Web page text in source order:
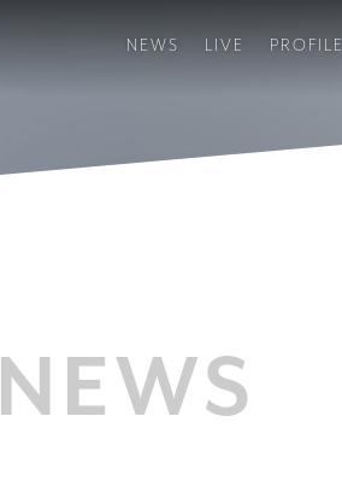
NEWS LIVE PROFILE
NEWS